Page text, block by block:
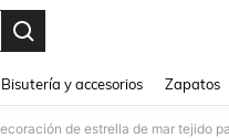
Bisutería y accesorios Zapatos